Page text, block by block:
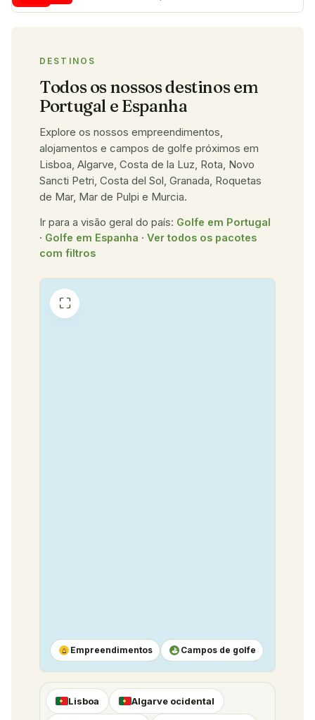
DESTINOS
Todos os nossos destinos em
Portugal e Espanha
Explore os nossos empreendimentos,
alojamentos e campos de golfe próximos em
Lisboa, Algarve, Costa de la Luz, Rota, Novo
Sancti Petri, Costa del Sol, Granada, Roquetas
de Mar, Mar de Pulpi e Murcia.
Ir para a visão geral do país: Golfe em Portugal
· Golfe em Espanha · Ver todos os pacotes
com filtros
⛶
⌂ Empreendimentos ⛳ Campos de golfe
Lisboa Algarve ocidental